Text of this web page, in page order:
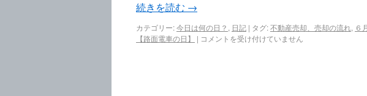
続きを読む →
カテゴリー:今日は何の日？ , 日記 | タグ:不動産売却、売却の流れ, ６
【路面電車の日】
| コメントを受け付けていません